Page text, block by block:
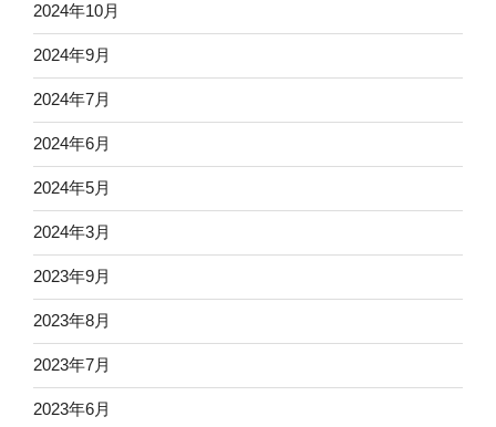
2024年10月
2024年9月
2024年7月
2024年6月
2024年5月
2024年3月
2023年9月
2023年8月
2023年7月
2023年6月